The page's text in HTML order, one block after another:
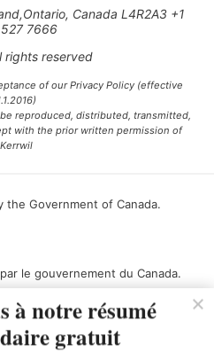
Canada L4R2A3 +1
7666
rights reserved
of our Privacy Policy (effective
reproduced, distributed, transmitted,
with the prior written permission of
Kerrwil
Government of Canada.
le gouvernement du Canada.
à notre résumé
gratuit